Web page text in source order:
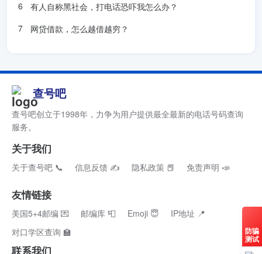
查号码
--匿名用户 2016年7月1日 (五) 09:31 (CST)
回复
：您好！现在很多利用改号软件伪造的电话号码进行诈骗
的案例，接到此类陌生电话，请提高警惕！--Double 2016年7
月3日 (日) 20:34 (CST)
新增留言
--匿名用户 2016年8月19日 (五) 12:11 (CST)
該電話的郵遞區號? 電話是02 756 2319，如果不行的話，韓
國地址為 Seoul Jung-gu Sindang-dong 251-76，很急，麻煩
您了謝謝
回复：您好！邮编是需要结合地址查询的。251-76, Sindang-
dong, Jung-gu, Seoul, 04566, REP. OF KOREA的邮编是
有人自称黑社会，打电话恐吓我怎么办？
网贷借款，怎么越借越穷？
查号吧
查号吧创立于1998年，力争为用户提供最全最新的电话号码查询
服务。
关于我们
关于查号吧 📞 信息反馈 ✍ 隐私政策 📕 免责声明 📣
友情链接
美国5+4邮编 💌 邮编库 📮 Emoji 😇
IP地址 📍
对口学区查询 🏫
联系我们
防骗
测试